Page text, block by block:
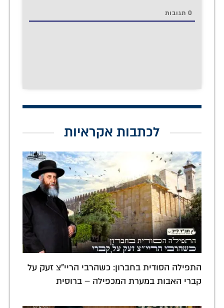
0 תגובות
לכתבות אקראיות
התפילה הסודית בחברון: כשהרבי הריי"צ זעק על
קברי האבות במערת המכפילה – ברוסית